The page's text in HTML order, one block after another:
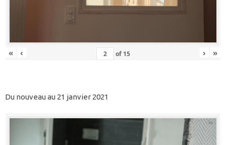
« ‹ of 15 › »
Du nouveau au 21 janvier 2021